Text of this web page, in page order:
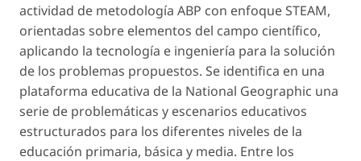
actividad de metodología ABP con enfoque STEAM,
orientadas sobre elementos del campo científico,
aplicando la tecnología e ingeniería para la solución
de los problemas propuestos. Se identifica en una
plataforma educativa de la National Geographic una
serie de problemáticas y escenarios educativos
estructurados para los diferentes niveles de la
educación primaria, básica y media. Entre los